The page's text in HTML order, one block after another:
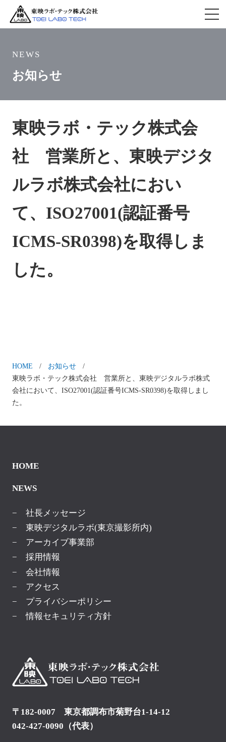
NEWS
お知らせ
東映ラボ・テック株式会
社 営業所と、東映デジタ
ルラボ株式会社におい
て、ISO27001(認証番号
ICMS-SR0398)を取得しま
した。
HOME
お知らせ
東映ラボ・テック株式会社 営業所と、東映デジタルラボ株式
会社において、ISO27001(認証番号ICMS-SR0398)を取得しまし
た。
〒182-0007 東京都調布市菊野台1-14-12
042-427-0090 （代表）
HOME
NEWS
− 社長メッセージ
− 東映デジタルラボ(東京撮影所内)
− アーカイブ事業部
− 採用情報
− 会社情報
− アクセス
− プライバシーポリシー
− 情報セキュリティ方針